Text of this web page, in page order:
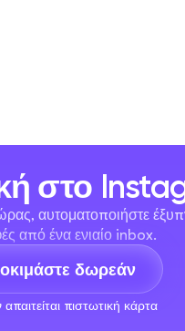
στο
αυτοματοποιήστε
από ένα ενιαίο inbox.
δωρεάν
απαιτείται πιστωτική κάρτα